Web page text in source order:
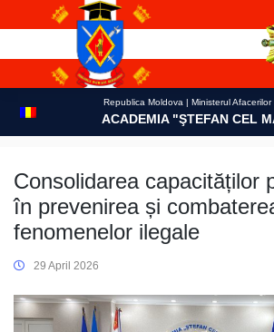
Republica Moldova | Ministerul Afacerilor
ACADEMIA "ŞTEFAN CEL
Consolidarea capacităților
în prevenirea și
fenomenelor ilegale
29 April 2026